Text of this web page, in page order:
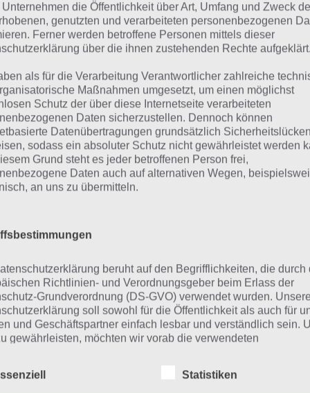
bei jedem Spieler anders ist, können wir dir
weshalb du über unsere Komplettlösung jedoch
die entsprechenden Antworten findest!
Weitere Lösungen zu 94% gesucht
Schaue inunsere Komplettlösung
App! Dort kannst du mit der Suche
schnell die Antworten und
über 300 Level finden!
findest Lösungen auch ohne unsere Hilfe, indem du in
jedoch begrenzt sind, hast du hier stets die
obige Lösung stimmt leider
die Lösung, die wir dir oben vorgestellt haben, nicht
ein Wort in der Lösung von 94 Prozent fehlt, so teile
Unternehmen die Öffentlichkeit über Art, Umfang und Zweck
genutzten und verarbeiteten personenbezogenen
Ferner werden betroffene Personen mittels dieser
über die ihnen zustehenden Rechte aufgeklärt.
als für die Verarbeitung Verantwortlicher zahlreiche
Maßnahmen umgesetzt, um einen möglichst
Schutz der über diese Internetseite verarbeiteten
Daten sicherzustellen. Dennoch können
Datenübertragungen grundsätzlich
sodass ein absoluter Schutz nicht gewährleistet werden
Grund steht es jeder betroffenen Person frei,
Daten auch auf alternativen Wegen,
an uns zu übermitteln.
beruht auf den Begrifflichkeiten, die durch
Richtlinien- und Verordnungsgeber beim Erlass der
Grundverordnung (DS-GVO) verwendet wurden. Unsere
soll sowohl für die Öffentlichkeit als auch für
und Geschäftspartner einfach lesbar und verständlich sein.
gewährleisten, möchten wir vorab die verwendeten
in dieser Datenschutzerklärung unter anderem die
Statistiken